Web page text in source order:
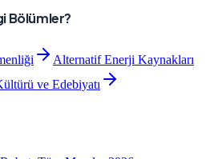
Bölümler?
Alternatif Enerji Kaynakları
ve Edebiyatı